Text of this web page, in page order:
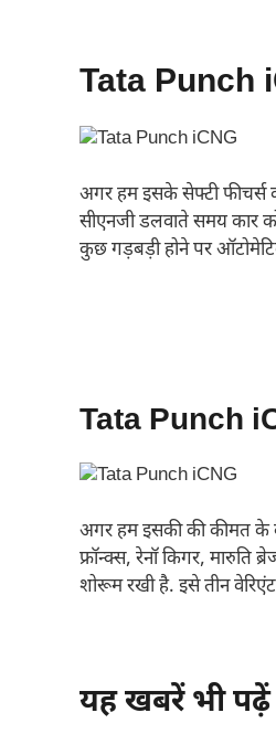
Tata Punch
अगर हम इसके सेफ्टी फीचर्स
सीएनजी डलवाते समय कार
कुछ गड़बड़ी होने पर
Tata Punch
अगर हम इसकी की कीमत के
फ्रॉन्क्स, रेनॉ किगर,
शोरूम रखी है. इसे तीन
यह खबरें भी